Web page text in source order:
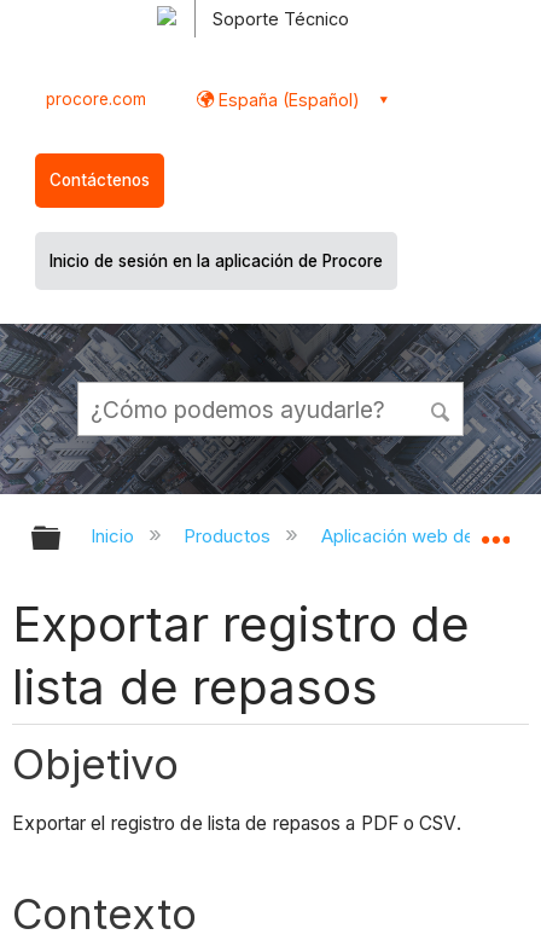
Soporte Técnico
procore.com España (Español)
Contáctenos
Inicio de sesión en la aplicación de Procore
Expandir/contraer jerarquía global
Inicio Productos Aplicación web de
Exportar registro de
lista de repasos
Objetivo
Exportar el registro de lista de repasos a PDF o CSV.
Contexto